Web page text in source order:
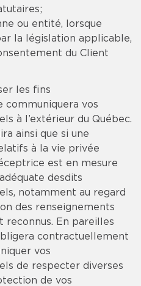
ou entité, lorsque
la législation applicable,
du Client
les fins
communiquera vos
à l’extérieur du Québec.
ainsi que si une
à la vie privée
est en mesure
desdits
notamment au regard
des renseignements
reconnus. En pareilles
contractuellement
vos
de respecter diverses
de vos